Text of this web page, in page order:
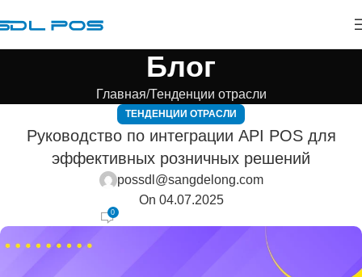
Блог
Главная Тенденции отрасли
ТЕНДЕНЦИИ ОТРАСЛИ
Руководство по интеграции API POS для
эффективных розничных решений
possdl@sangdelong.com
On 04.07.2025
0